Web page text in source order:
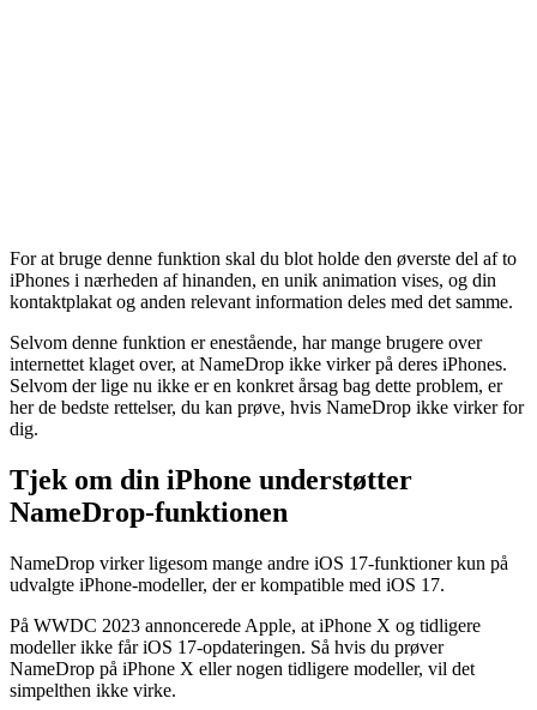
For at bruge denne funktion skal du blot holde den øverste del af to
iPhones i nærheden af hinanden, en unik animation vises, og din
kontaktplakat og anden relevant information deles med det samme.
Selvom denne funktion er enestående, har mange brugere over
internettet klaget over, at NameDrop ikke virker på deres iPhones.
Selvom der lige nu ikke er en konkret årsag bag dette problem, er
her de bedste rettelser, du kan prøve, hvis NameDrop ikke virker for
dig.
Tjek om din iPhone understøtter
NameDrop-funktionen
NameDrop virker ligesom mange andre iOS 17-funktioner kun på
udvalgte iPhone-modeller, der er kompatible med iOS 17.
På WWDC 2023 annoncerede Apple, at iPhone X og tidligere
modeller ikke får iOS 17-opdateringen. Så hvis du prøver
NameDrop på iPhone X eller nogen tidligere modeller, vil det
simpelthen ikke virke.